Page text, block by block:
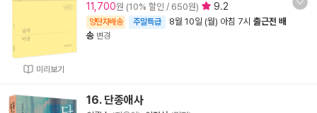
미리보기
11,700원 (10% 할인 / 650원) 9.2
양탄자배송 주말특급 8월 10일 (월) 아침 7시 출근전 배
송 변경
16. 단종애사